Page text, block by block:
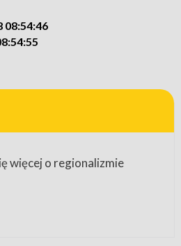
08:54:46
więcej o regionalizmie